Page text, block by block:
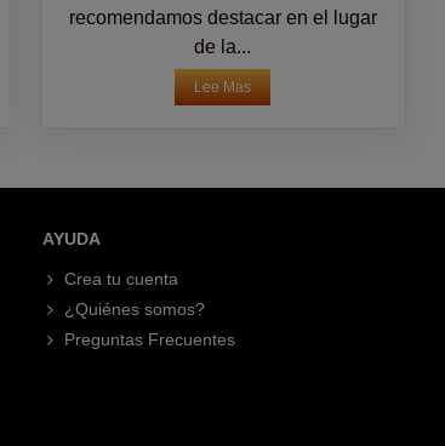
recomendamos destacar en el lugar
de la...
Lee Mas
AYUDA
Crea tu cuenta
¿Quiénes somos?
Preguntas Frecuentes